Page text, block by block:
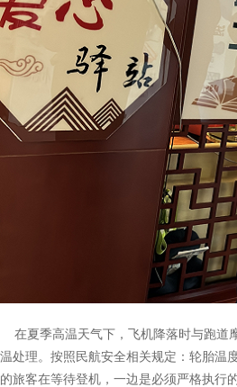
在夏季高温天气下，飞机降落时与跑道
温处理。按照民航安全相关规定：轮胎温
的旅客在等待登机，一边是必须严格执行